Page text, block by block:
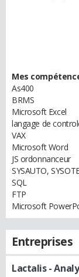
Mes
As400
BRMS
Microsoft Excel
langage de
VAX
Microsoft Word
JS ordonnanceur
SYSAUTO,
SQL
FTP
Microsoft
Entreprises
Lactalis-